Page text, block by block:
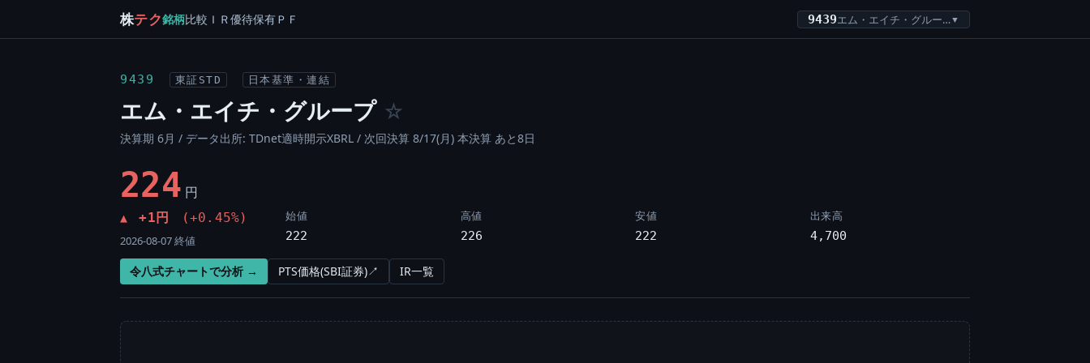
株テク銘柄比較 ＩＲ優待保有ＰＦ 9439 エム・エイチ・グループ▼
9439 東証STD 日本基準・連結
エム・エイチ・グループ ☆
決算期 6月 / データ出所: TDnet適時開示XBRL / 次回決算 8/17(月) 本決算 あと8日
224 円
▲ +1円 (+0.45%)
2026-08-07 終値
始値
222
高値
226
安値
222
出来高
4,700
令八式チャートで分析 → PTS価格(SBI証券)↗ IR一覧